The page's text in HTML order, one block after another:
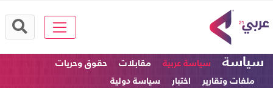
سياسة سياسة عربية مقابلات
حقوق وحريات
ملفات وتقارير
اختبار سياسة دولية